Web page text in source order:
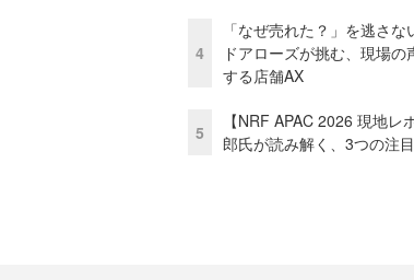
4
「なぜ売れた？」を逃さ
ドアローズが挑む、現場の
する店舗AX
5
【NRF APAC 2026 現地レ
郎氏が読み解く、3つの注